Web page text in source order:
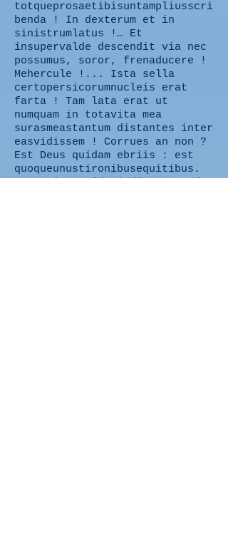
totqueprosaetibisuntampliusscri
benda ! In dexterum et in
sinistrumlatus !… Et
insupervalde descendit via nec
possumus, soror, frenaducere !
Mehercule !... Ista sella
certopersicorumnucleis erat
farta ! Tam lata erat ut
numquam in totavita mea
surasmeastantum distantes inter
easvidissem ! Corrues an non ?
Est Deus quidam ebriis : est
quoqueunustironibusequitibus.